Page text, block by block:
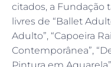
citados, a Fundação
livres de “Ballet
Adulto”, “Capoeira
Contemporânea”,
Pintura em